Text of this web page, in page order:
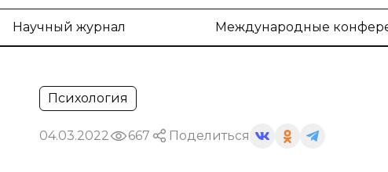
Научный журнал Международные
Психология
04.03.2022 667 Поделиться